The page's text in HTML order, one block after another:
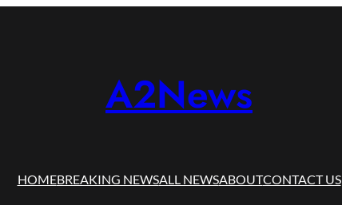
A2News
HOMEBREAKING NEWSALL NEWSABOUTCONTACT US